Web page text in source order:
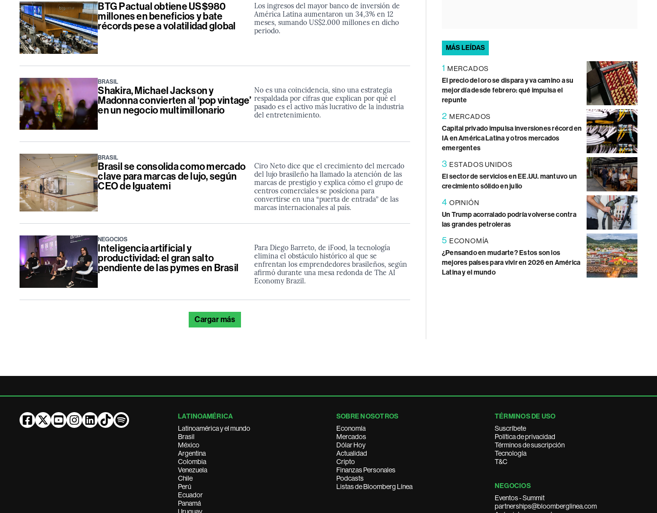
BTG Pactual obtiene US$980
millones en beneficios y bate
récords pese a volatilidad global
Los ingresos del mayor banco de inversión de
América Latina aumentaron un 34,3% en 12
meses, sumando US$2.000 millones en dicho
periodo.
BRASIL
Shakira, Michael Jackson y
Madonna convierten al ‘pop vintage’
en un negocio multimillonario
No es una coincidencia, sino una estrategia
respaldada por cifras que explican por qué el
pasado es el activo más lucrativo de la industria
del entretenimiento.
BRASIL
Brasil se consolida como mercado
clave para marcas de lujo, según
CEO de Iguatemi
Ciro Neto dice que el crecimiento del mercado
del lujo brasileño ha llamado la atención de las
marcas de prestigio y explica cómo el grupo de
centros comerciales se posiciona para
convertirse en una “puerta de entrada” de las
marcas internacionales al país.
NEGOCIOS
Inteligencia artificial y
productividad: el gran salto
pendiente de las pymes en Brasil
Para Diego Barreto, de iFood, la tecnología
elimina el obstáculo histórico al que se
enfrentan los emprendedores brasileños, según
afirmó durante una mesa redonda de The AI
Economy Brazil.
Cargar más
MÁS LEÍDAS
1 MERCADOS
El precio del oro se dispara y va camino a su
mejor día desde febrero: qué impulsa el
repunte
2 MERCADOS
Capital privado impulsa inversiones récord en
IA en América Latina y otros mercados
emergentes
3 ESTADOS UNIDOS
El sector de servicios en EE.UU. mantuvo un
crecimiento sólido en julio
4 OPINIÓN
Un Trump acorralado podría volverse contra
las grandes petroleras
5 ECONOMÍA
¿Pensando en mudarte? Estos son los
mejores países para vivir en 2026 en América
Latina y el mundo
LATINOAMÉRICA
Latinoamérica y el mundo
Brasil
México
Argentina
Colombia
Venezuela
Chile
Perú
Ecuador
Panamá
SOBRE NOSOTROS
Economía
Mercados
Dólar Hoy
Actualidad
Cripto
Finanzas Personales
Podcasts
Listas de Bloomberg Línea
TÉRMINOS DE USO
Suscríbete
Política de privacidad
Términos de suscripción
Tecnología
T&C
NEGOCIOS
Eventos - Summit
partnerships@bloomberglinea.com